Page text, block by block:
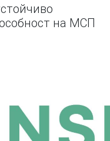
на МСП